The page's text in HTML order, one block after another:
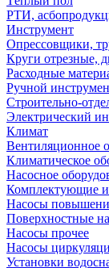
РТИ,
Инструмент
Опрессовщики,
Круги отрезные,
Расходные
Ручной
Строительно-
Электрический
Климат
Вентиляционное
Климатическое
Насосное
Комплектующие и
Насосы
Поверхностные
Насосы прочее
Насосы
Установки